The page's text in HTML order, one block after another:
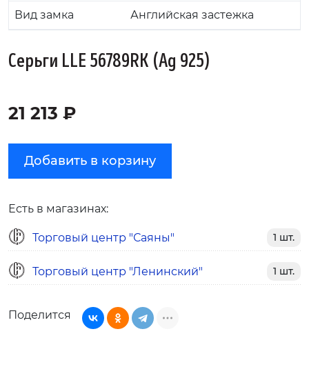
Вид замка Английская застежка
Серьги LLE 56789RK (Ag 925)
21 213 ₽
Добавить в корзину
Есть в магазинах:
Торговый центр "Саяны" 1 шт.
Торговый центр "Ленинский" 1 шт.
Поделится